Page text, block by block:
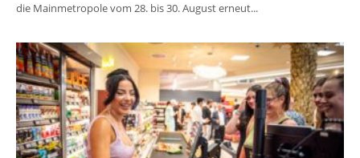
die Mainmetropole vom 28. bis 30. August erneut...